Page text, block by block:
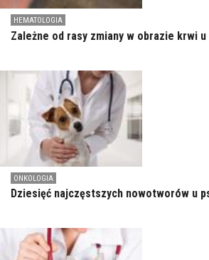
HEMATOLOGIA
Zależne od rasy zmiany w obrazie krwi
ONKOLOGIA
Dziesięć najczęstszych nowotworów u